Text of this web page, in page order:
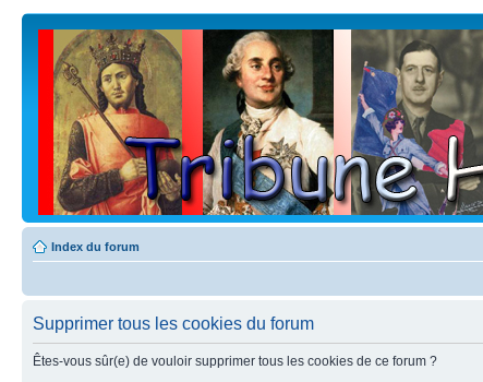
Index du forum
Supprimer tous les cookies du forum
Êtes-vous sûr(e) de vouloir supprimer tous les cookies de ce forum ?